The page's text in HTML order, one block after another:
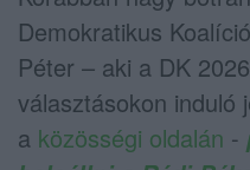
Demokratikus
Péter – aki a DK
választásokon induló
a közösségi oldalán -